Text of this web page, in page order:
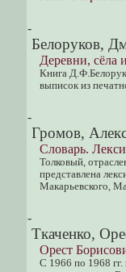
-
Белоруков,
Деревни, сёла
Книга
выписок из
-
Громов,
Словарь.
Толковый,
представлена
Макарьевского,
-
Ткаченко,
Орест
С 1966 по 1968 гг.